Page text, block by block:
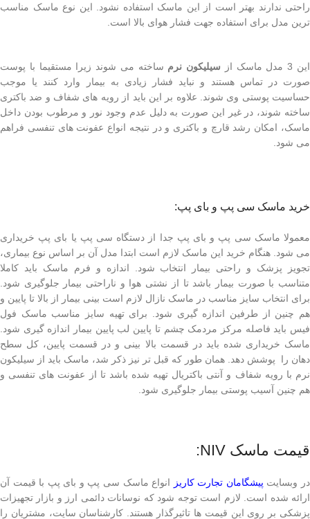
راحتی ندارند بهتر است از این ماسک استفاده نشود. این نوع ماسک مناسب
ترین مدل برای استفاده جهت فشار هوای بالا است.
این 3 مدل ماسک از سیلیکون نرم ساخته می شوند زیرا مستقیما با پوست
صورت در تماس هستند و نباید فشار زیادی به بیمار وارد کنند یا موجب
حساسیت پوستی وی شوند. علاوه بر این باید از رویه های شفاف و ضد باکتری
ساخته شوند، در غیر این صورت به دلیل عدم وجود نور و مرطوب بودن داخل
ماسک، امکان رشد قارچ و باکتری و در نتیجه انواع عفونت های تنفسی فراهم
می شود.
خرید ماسک سی پپ و بای پپ:
معمولا ماسک سی پپ و بای پپ جدا از دستگاه سی پپ یا بای پپ خریداری
می شود. هنگام خرید این ماسک لازم است ابتدا مدل آن بر اساس نوع بیماری،
تجویز پزشک و راحتی بیمار انتخاب شود. اندازه و فرم ماسک باید کاملا
متناسب با صورت بیمار باشد تا از نشتی هوا و ناراحتی بیمار جلوگیری شود.
برای انتخاب سایز مناسب در ماسک نازال لازم است بینی بیمار از بالا تا پایین و
هم چنین از طرفین اندازه گیری شود. برای تهیه سایز مناسب ماسک فول
فیس باید فاصله مرکز مردمک چشم تا پایین لب پایین بیمار اندازه گیری شود.
ماسک خریداری شده باید در قسمت بالا بینی و در قسمت پایین، کل سطح
دهان را پوشش دهد. همان طور که قبل تر نیز ذکر شد، ماسک باید از سیلیکون
نرم با رویه شفاف و آنتی باکتریال تهیه شده باشد تا از عفونت های تنفسی و
هم چنین آسیب پوستی بیمار جلوگیری شود.
قیمت ماسک NIV:
در وبسایت پیشگامان تجارت کاریز
انواع ماسک سی پپ و بای پپ با قیمت آن
ارائه شده است. لازم است توجه شود که نوسانات دائمی ارز و بازار تجهیزات
پزشکی بر روی این قیمت ها تاثیرگذار هستند. کارشناسان سایت، مشتریان را